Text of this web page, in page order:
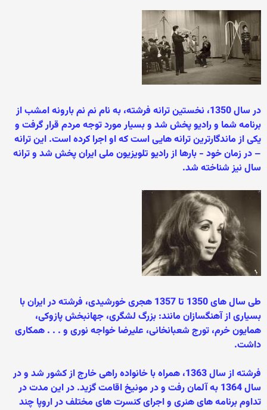
در سال 1350، نخستین ترانه فرشته، به نام نم نم بارونه امشب از
برنامه شما و رادیو پخش شد و بسیار مورد توجه مردم قرار گرفت و
يکی از ماندگارترين ترانه هايی است که او اجرا کرده است. این ترانه
– در زمان خود - بارها از رادیو تلويزيون ملی ايران پخش شد و ترانه
سال نیز شناخته شد.
طی سال های 1350 تا 1357 هجری خورشيدی، فرشته در ايران با
بسیاری از آهنگسازان مانند: بزرگ لشگری، جهانبخش پازوکی،
همايون خرم، تورج شعبانخانی، عليرضا خواجه نوری و . . . همکاری
داشت.
فرشته از سال 1363، همراه با خانواده راهی خارج از کشور شد و در
سال 1364 به آلمان رفت و در مونیخ اقامت گزید. در اين مدت در
تداوم برنامه های هنری و اجرای کنسرت های مختلف در اروپا چند